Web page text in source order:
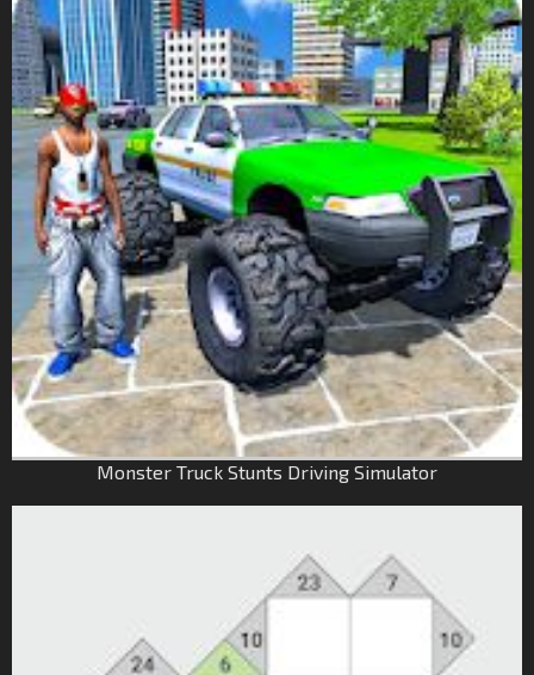
Monster Truck Stunts Driving Simulator